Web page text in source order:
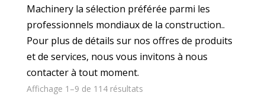
Machinery la sélection préférée parmi les
professionnels mondiaux de la construction..
Pour plus de détails sur nos offres de produits
et de services, nous vous invitons à nous
contacter à tout moment.
Affichage 1–9 de 114 résultats